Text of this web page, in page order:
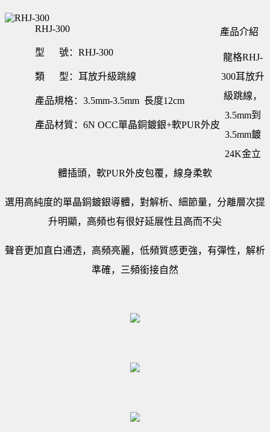
RHJ-300
型 號：RHJ-300
類 型：耳放升級跳線
產品規格：3.5mm-3.5mm 長度12cm
產品材質：6N OCC單晶銅鍍銀+軟PUR外皮
產品介紹
龍格RHJ-
300耳放升
級跳線，
3.5mm到
3.5mm鍍
24K金立
體插頭，軟PUR外皮包覆，線身柔軟
選用高純度的單晶銅鍍銀導體，對解析、細節量，分離層次提
升明顯，高頻也有很好延展性且高而不尖
聲音更加直白通透，高頻亮麗，低頻質感更強，有彈性，解析
準確，三頻銜接自然